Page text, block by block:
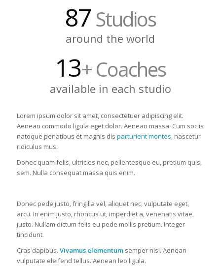
87 Studios
around the world
13+ Coaches
available in each studio
Lorem ipsum dolor sit amet, consectetuer adipiscing elit.
Aenean commodo ligula eget dolor. Aenean massa. Cum sociis
natoque penatibus et magnis dis parturient montes, nascetur
ridiculus mus.
Donec quam felis, ultricies nec, pellentesque eu, pretium quis,
sem. Nulla consequat massa quis enim.
Donec pede justo, fringilla vel, aliquet nec, vulputate eget,
arcu. In enim justo, rhoncus ut, imperdiet a, venenatis vitae,
justo. Nullam dictum felis eu pede mollis pretium. Integer
tincidunt.
Cras dapibus. Vivamus elementumsemper nisi. Aenean
vulputate eleifend tellus. Aenean leo ligula.